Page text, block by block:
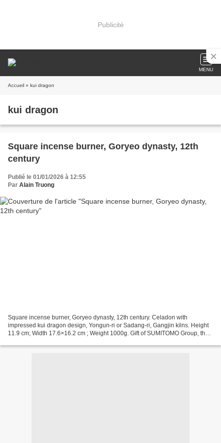
Publicité
MENU
Accueil » kui dragon
kui dragon
Square incense burner, Goryeo dynasty, 12th
century
Publié le 01/01/2026 à 12:55
Par Alain Truong
Square incense burner, Goryeo dynasty, 12th century. Celadon with
impressed kui dragon design, Yongun-ri or Sadang-ri, Gangjin kilns. Height
11.9 cm; Width 17.6×16.2 cm ; Weight 1000g. Gift of SUMITOMO Group, the